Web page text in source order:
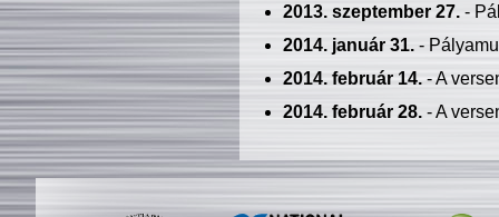
2013. szeptember 27.-
2014. január 31.-
2014. február 14.- A
2014. február 28.- A